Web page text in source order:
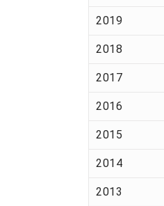
2019
2018
2017
2016
2015
2014
2013